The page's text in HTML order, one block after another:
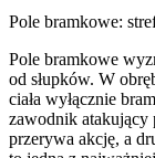
Pole bramkowe:
Pole bramkowe
od słupków. W
ciała wyłącznie
zawodnik atakujący
przerywa akcję, a